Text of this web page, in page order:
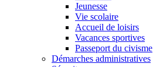
Jeunesse
Vie scolaire
Accueil de loisirs
Vacances sportives
Passeport du civisme
Démarches administratives